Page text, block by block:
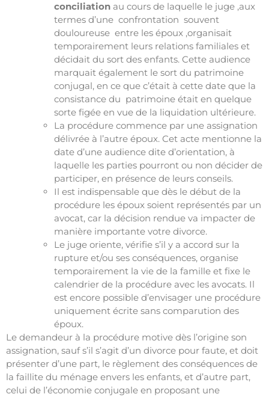
conciliation au cours de laquelle le juge ,aux
termes d’une confrontation souvent
douloureuse entre les époux ,organisait
temporairement leurs relations familiales et
décidait du sort des enfants. Cette audience
marquait également le sort du patrimoine
conjugal, en ce que c’était à cette date que la
consistance du patrimoine était en quelque
sorte figée en vue de la liquidation ultérieure.
La procédure commence par une assignation
délivrée à l’autre époux. Cet acte mentionne la
date d’une audience dite d’orientation, à
laquelle les parties pourront ou non décider de
participer, en présence de leurs conseils.
Il est indispensable que dès le début de la
procédure les époux soient représentés par un
avocat, car la décision rendue va impacter de
manière importante votre divorce.
Le juge oriente, vérifie s’il y a accord sur la
rupture et/ou ses conséquences, organise
temporairement la vie de la famille et fixe le
calendrier de la procédure avec les avocats. Il
est encore possible d’envisager une procédure
uniquement écrite sans comparution des
époux.
Le demandeur à la procédure motive dès l’origine son
assignation, sauf s’il s’agit d’un divorce pour faute, et doit
présenter d’une part, le règlement des conséquences de
la faillite du ménage envers les enfants, et d’autre part,
celui de l’économie conjugale en proposant une